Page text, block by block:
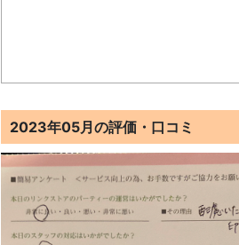
2023年05月の評価・口コミ